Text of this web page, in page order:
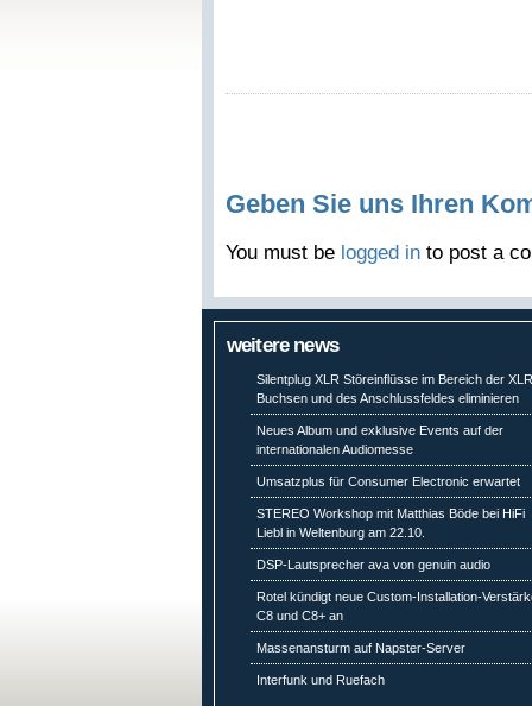
Geben Sie uns Ihren
You must be logged in to post a
weitere news
Silentplug XLR Störeinflüsse im Bereich der
Buchsen und des Anschlussfeldes eliminieren
Neues Album und exklusive Events auf der
internationalen Audiomesse
Umsatzplus für Consumer Electronic erwartet
STEREO Workshop mit Matthias Böde bei HiFi
Liebl in Weltenburg am 22.10.
DSP-Lautsprecher ava von genuin audio
Rotel kündigt neue Custom-Installation-
C8 und C8+ an
Massenansturm auf Napster-Server
Interfunk und Ruefach